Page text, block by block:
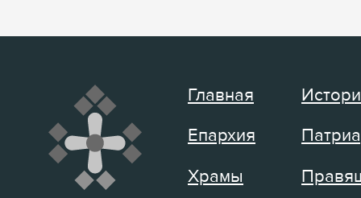
Главная
Епархия
Храмы